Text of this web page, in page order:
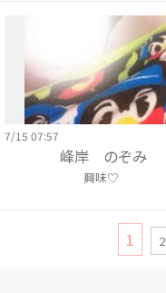
7/15 07:57
峰岸 のぞみ
興味♡
1 2